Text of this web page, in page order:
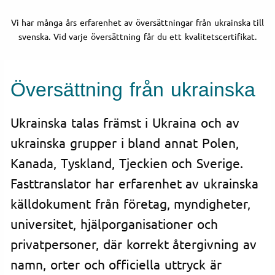
Vi har många års erfarenhet av översättningar från ukrainska till
svenska. Vid varje översättning får du ett kvalitetscertifikat.
Översättning från ukrainska
Ukrainska talas främst i Ukraina och av
ukrainska grupper i bland annat Polen,
Kanada, Tyskland, Tjeckien och Sverige.
Fasttranslator har erfarenhet av ukrainska
källdokument från företag, myndigheter,
universitet, hjälporganisationer och
privatpersoner, där korrekt återgivning av
namn, orter och officiella uttryck är